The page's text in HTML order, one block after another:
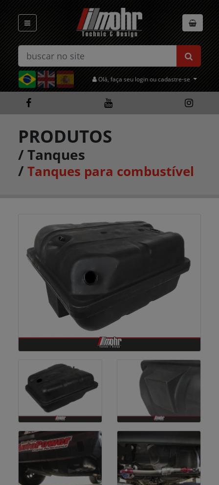
Olá, faça seu login ou cadastre-se
PRODUTOS
/Tanques
/Tanques para combustível